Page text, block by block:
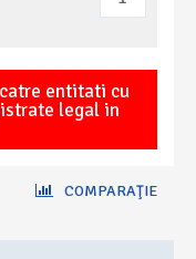
60
cm
pentru
finisor
beton
entitati cu
legal in
COMPARAŢIE